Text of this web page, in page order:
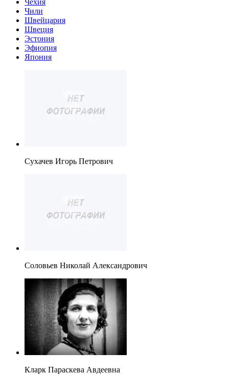
Чехия
Чили
Швейцария
Швеция
Эстония
Эфиопия
Япония
Сухачев Игорь Петрович
Соловьев Николай Александрович
Кларк Параскева Авдеевна